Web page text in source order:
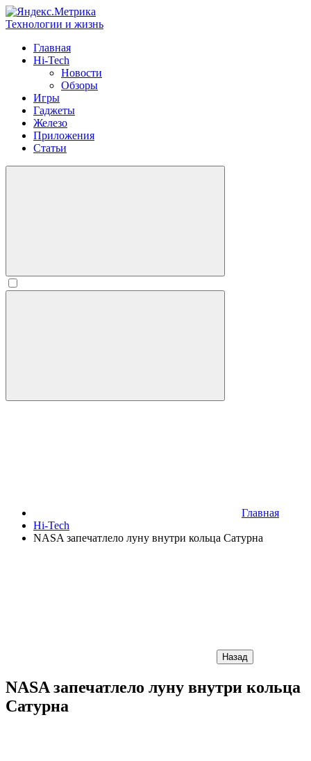
Технологии и жизнь
Главная
Hi-Tech
Новости
Обзоры
Игры
Гаджеты
Железо
Приложения
Статьи
Главная
Hi-Tech
NASA запечатлело луну внутри кольца Сатурна
Назад
NASA запечатлело луну внутри кольца
Сатурна